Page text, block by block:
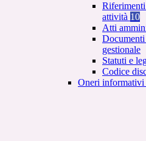
attività 10
Atti
gestionale
Statuti e
Codice
Oneri informativi